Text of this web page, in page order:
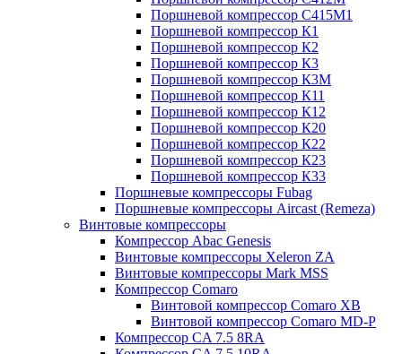
Поршневой компрессор С415М1
Поршневой компрессор К1
Поршневой компрессор К2
Поршневой компрессор К3
Поршневой компрессор К3М
Поршневой компрессор К11
Поршневой компрессор К12
Поршневой компрессор К20
Поршневой компрессор К22
Поршневой компрессор К23
Поршневой компрессор К33
Поршневые компрессоры Fubag
Поршневые компрессоры Aircast (Remeza)
Винтовые компрессоры
Компрессор Abac Genesis
Винтовые компрессоры Xeleron ZA
Винтовые компрессоры Mark MSS
Компрессор Comaro
Винтовой компрессор Comaro XB
Винтовой компрессор Comaro MD-P
Компрессор CA 7.5 8RA